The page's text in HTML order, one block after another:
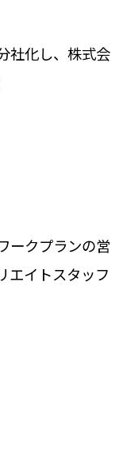
社化し、株式会
ークプランの営
エイトスタッフ